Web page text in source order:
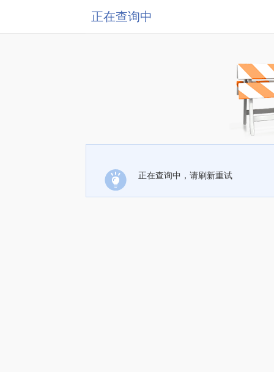
正在查询中
正在查询中，请刷新重试